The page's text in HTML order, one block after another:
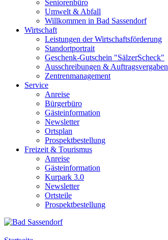
Seniorenbüro
Umwelt & Abfall
Willkommen in Bad Sassendorf
Wirtschaft
Leistungen der Wirtschaftsförderung
Standortportrait
Geschenk-Gutschein "SälzerScheck"
Ausschreibungen & Auftragsvergaben
Zentrenmanagement
Service
Anreise
Bürgerbüro
Gästeinformation
Newsletter
Ortsplan
Prospektbestellung
Freizeit & Tourismus
Anreise
Gästeinformation
Kurpark 3.0
Newsletter
Ortsteile
Prospektbestellung